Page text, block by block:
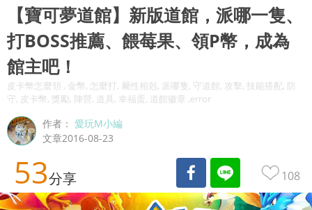
【寶可夢道館】新版道館，派哪一隻、
打BOSS推薦、餵莓果、領P幣，成為
館主吧！
皮卡幣怎麼領 , 金幣, 怎麼打, 屬性相剋, 派哪隻, 守道館, 攻擊, 技能搭配, 防
守, 皮卡幣, 獎勵, 陣營, 道具, 幸福蛋, 道館徽章 ,error
作者：愛玩M小編
文章2016-08-23
53分享 108